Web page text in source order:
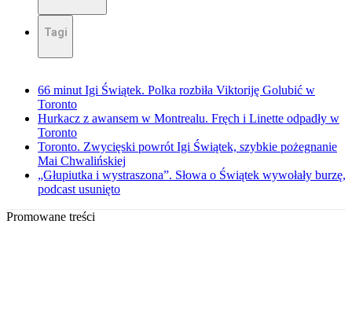
Tagi
66 minut Igi Świątek. Polka rozbiła Viktoriję Golubić w
Toronto
Hurkacz z awansem w Montrealu. Fręch i Linette odpadły w
Toronto
Toronto. Zwycięski powrót Igi Świątek, szybkie pożegnanie
Mai Chwalińskiej
„Głupiutka i wystraszona”. Słowa o Świątek wywołały burzę,
podcast usunięto
Promowane treści